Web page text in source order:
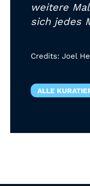
weitere
sich jedes
Credits: Joel
ALLE